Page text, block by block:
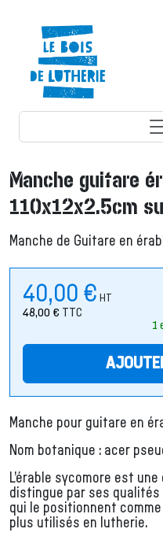
Manche guitare
110x12x2.5cm
Manche de Guitare en
40,00 € HT
48,00 € TTC
1
Manche pour guitare en
Nom botanique : acer
L’érable sycomore est
distingue par ses
qui le positionnent
plus utilisés en lutherie.